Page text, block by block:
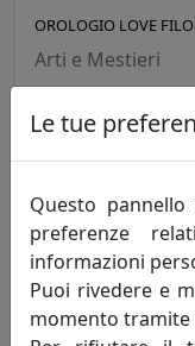
OROLOGIO LOVE
Arti e Mestieri
Le tue
Questo
preferenze
informazioni
Puoi rivedere e
momento tramite